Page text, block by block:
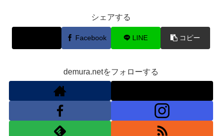
シェアする
Facebook LINE コピー
demura.netをフォローする